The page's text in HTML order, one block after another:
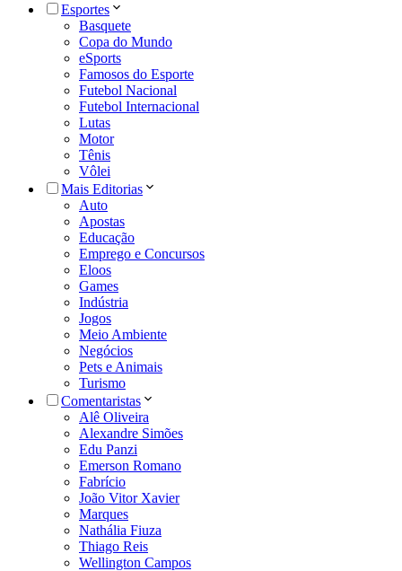
Esportes
Basquete
Copa do Mundo
eSports
Famosos do Esporte
Futebol Nacional
Futebol Internacional
Lutas
Motor
Tênis
Vôlei
Mais Editorias
Auto
Apostas
Educação
Emprego e Concursos
Eloos
Games
Indústria
Jogos
Meio Ambiente
Negócios
Pets e Animais
Turismo
Comentaristas
Alê Oliveira
Alexandre Simões
Edu Panzi
Emerson Romano
Fabrício
João Vitor Xavier
Marques
Nathália Fiuza
Thiago Reis
Wellington Campos